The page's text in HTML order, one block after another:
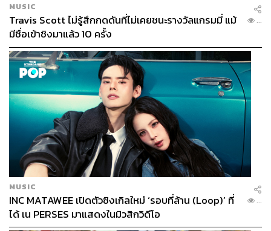
MUSIC
Travis Scott ไม่รู้สึกกดดันที่ไม่เคยชนะรางวัลแกรมมี่ แม้
มีชื่อเข้าชิงมาแล้ว 10 ครั้ง
...
MUSIC
INC MATAWEE เปิดตัวซิงเกิลใหม่ ‘รอบที่ล้าน (Loop)’ ที่
ได้ เน PERSES มาแสดงในมิวสิกวิดีโอ
...